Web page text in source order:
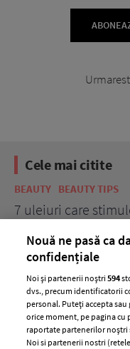
Cele mai citite
BEAUTY BEAUTY TIPS
7 uleiuri care
Nouă ne pasă ca
confidențiale
Noi și partenerii noștri594
dvs., precum identificatorii
personal. Puteți accepta
orice moment, pe pagina
raportate partenerilor noștri
Noi si partenerii nostri